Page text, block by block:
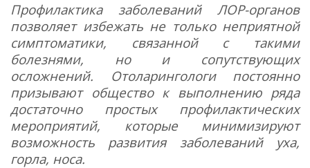
Профилактика заболеваний ЛОР-органов
позволяет избежать не только неприятной
симптоматики, связанной с такими
болезнями, но и сопутствующих
осложнений. Отоларингологи постоянно
призывают общество к выполнению ряда
достаточно простых профилактических
мероприятий, которые минимизируют
возможность развития заболеваний уха,
горла, носа.